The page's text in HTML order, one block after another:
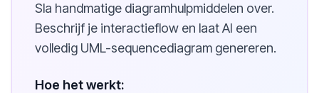
Sla handmatige diagramhulpmiddelen over.
Beschrijf je interactieflow en laat AI een
volledig UML-sequencediagram genereren.
Hoe het werkt: